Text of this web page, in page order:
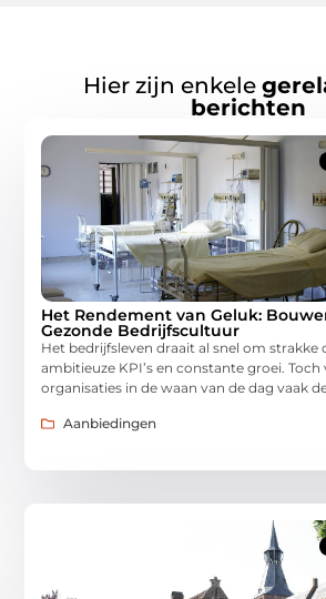
Hier zijn enkele
berichten
Het Rendement van Geluk:
Gezonde Bedrijfscultuur
Het bedrijfsleven draait al snel om strakke
ambitieuze KPI’s en constante groei. Toch
organisaties in de waan van de dag vaak
Aanbiedingen